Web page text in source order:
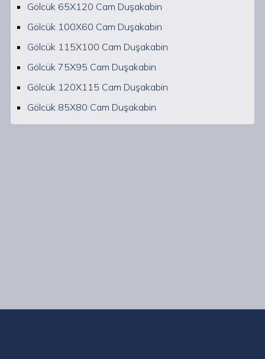
Gölcük 65X120 Cam Duşakabin
Gölcük 100X60 Cam Duşakabin
Gölcük 115X100 Cam Duşakabin
Gölcük 75X95 Cam Duşakabin
Gölcük 120X115 Cam Duşakabin
Gölcük 85X80 Cam Duşakabin